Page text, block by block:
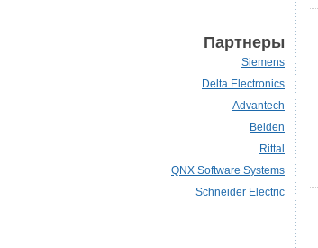
Партнеры
Siemens
Delta Electronics
Advantech
Belden
Rittal
QNX Software Systems
Schneider Electric